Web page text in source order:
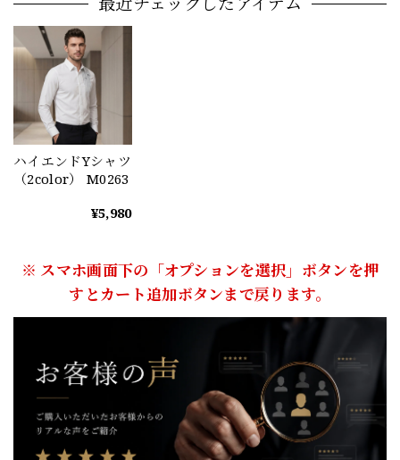
ハイエンドYシャツ
（2color） M0263
¥5,980
※ スマホ画面下の「オプションを選択」ボタンを押
すとカート追加ボタンまで戻ります。